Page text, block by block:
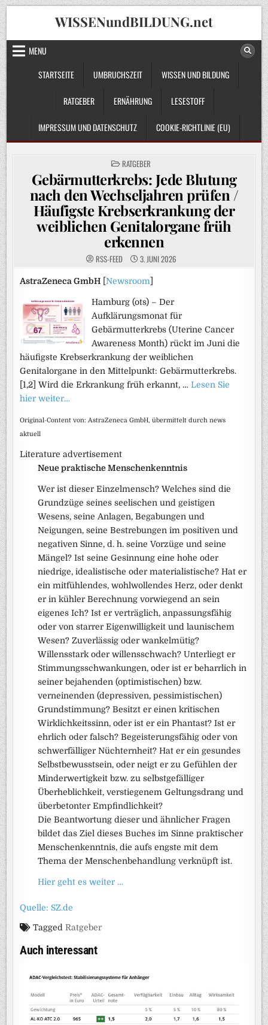
Skip
to
content
WISSENundBILDUNG.net
MENU
STARTSEITE
UMBRUCHSZEIT WISSEN UND BILDUNG
RATGEBER ERNÄHRUNG LESESTOFF
IMPRESSUM UND DATENSCHUTZ COOKIE-RICHTLINIE (EU)
POSTED
IN
RATGEBER
Gebärmutterkrebs: Jede Blutung
nach den Wechseljahren prüfen /
Häufigste Krebserkrankung der
weiblichen Genitalorgane früh
erkennen
RSS-FEED 3. JUNI 2026
AstraZeneca GmbH [Newsroom
Hamburg (ots) – Der
Aufklärungsmonat für
Gebärmutterkrebs (Uterine Cancer
Awareness Month) rückt im Juni die
häufigste Krebserkrankung der weiblichen
Genitalorgane in den Mittelpunkt: Gebärmutterkrebs.
[1,2] Wird die Erkrankung früh erkannt, …Lesen Sie
hier weiter…
Original-Content von: AstraZeneca GmbH, übermittelt durch news
aktuell
Literature advertisement
Neue praktische Menschenkenntnis
Wer ist dieser Einzelmensch? Welches sind die
Grundzüge seines seelischen und geistigen
Wesens, seine Anlagen, Begabungen und
Neigungen, seine Bestrebungen im positiven und
negativen Sinne, d. h. seine Vorzüge und seine
Mängel? Ist seine Gesinnung eine hohe oder
niedrige, idealistische oder materialistische? Hat er
ein mitfühlendes, wohlwollendes Herz, oder denkt
er in kühler Berechnung vorwiegend an sein
eigenes Ich? Ist er verträglich, anpassungsfähig
oder von starrer Eigenwilligkeit und launischem
Wesen? Zuverlässig oder wankelmütig?
Willensstark oder willensschwach? Unterliegt er
Stimmungsschwankungen, oder ist er beharrlich in
seiner bejahenden (optimistischen) bzw.
verneinenden (depressiven, pessimistischen)
Grundstimmung? Besitzt er einen kritischen
Wirklichkeitssinn, oder ist er ein Phantast? Ist er
ehrlich oder falsch? Begeisterungsfähig oder von
schwerfälliger Nüchternheit? Hat er ein gesundes
Selbstbewusstsein, oder neigt er zu Gefühlen der
Minderwertigkeit bzw. zu selbstgefälliger
Überheblichkeit, verstiegenem Geltungsdrang und
überbetonter Empfindlichkeit?
Die Beantwortung dieser und ähnlicher Fragen
bildet das Ziel dieses Buches im Sinne praktischer
Menschenkenntnis, die aufs engste mit dem
Thema der Menschenbehandlung verknüpft ist.
Hier geht es weiter …
Quelle: SZ.de
TaggedRatgeber
Auch interessant